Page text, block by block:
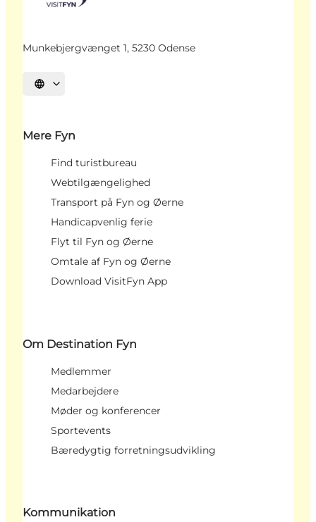
Munkebjergvænget 1, 5230 Odense
Vælg sprog
Mere Fyn
Find turistbureau
Webtilgængelighed
Transport på Fyn og Øerne
Handicapvenlig ferie
Flyt til Fyn og Øerne
Omtale af Fyn og Øerne
Download VisitFyn App
Om Destination Fyn
Medlemmer
Medarbejdere
Møder og konferencer
Sportevents
Bæredygtig forretningsudvikling
Kommunikation